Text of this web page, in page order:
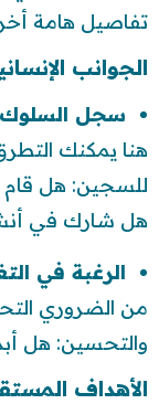
تفاصيل هامة
الجوانب
سجل السلوك
هنا يمكنك
للسجين: هل قام
هل شارك في
الرغبة في
من الضروري
والتحسين: هل
الأهداف